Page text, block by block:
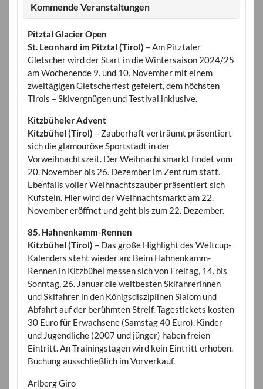
Kommende Veranstaltungen
Pitztal Glacier Open
St. Leonhard im Pitztal (Tirol) – Am Pitztaler
Gletscher wird der Start in die Wintersaison 2024/25
am Wochenende 9. und 10. November mit einem
zweitägigen Gletscherfest gefeiert, dem höchsten
Tirols – Skivergnügen und Testival inklusive.
Kitzbüheler Advent
Kitzbühel (Tirol) – Zauberhaft verträumt präsentiert
sich die glamouröse Sportstadt in der
Vorweihnachtszeit. Der Weihnachtsmarkt findet vom
20. November bis 26. Dezember im Zentrum statt.
Ebenfalls voller Weihnachtszauber präsentiert sich
Kufstein. Hier wird der Weihnachtsmarkt am 22.
November eröffnet und geht bis zum 22. Dezember.
85. Hahnenkamm-Rennen
Kitzbühel (Tirol) – Das große Highlight des Weltcup-
Kalenders steht wieder an: Beim Hahnenkamm-
Rennen in Kitzbühel messen sich von Freitag, 14. bis
Sonntag, 26. Januar die weltbesten Skifahrerinnen
und Skifahrer in den Königsdisziplinen Slalom und
Abfahrt auf der berühmten Streif. Tagestickets kosten
30 Euro für Erwachsene (Samstag 40 Euro). Kinder
und Jugendliche (2007 und jünger) haben freien
Eintritt. An Trainingstagen wird kein Eintritt erhoben.
Buchung ausschließlich im Vorverkauf.
Arlberg Giro